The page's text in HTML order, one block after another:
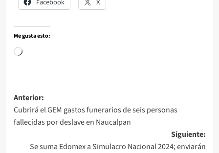
Facebook X
Me gusta esto:
Anterior:
Cubrirá el GEM gastos funerarios de seis personas
fallecidas por deslave en Naucalpan
Siguiente:
Se suma Edomex a Simulacro Nacional 2024; enviarán